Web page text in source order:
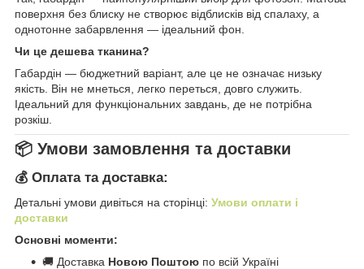
поверхня без блиску не створює відблисків від спалаху, а
однотонне забарвлення — ідеальний фон.
Чи це дешева тканина?
Габардін — бюджетний варіант, але це не означає низьку
якість. Він не мнеться, легко переться, довго служить.
Ідеальний для функціональних завдань, де не потрібна
розкіш.
📦 Умови замовлення та доставки
💰 Оплата та доставка:
Детальні умови дивіться на сторінці: Умови оплати і
доставки
Основні моменти:
🚚 Доставка Новою Поштою по всій Україні